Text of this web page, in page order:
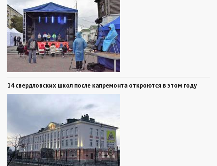
14 свердловских школ после капремонта откроются в этом году